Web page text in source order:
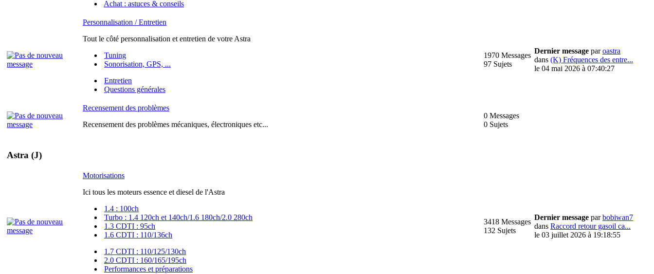
Achat : astuces & conseils
Personnalisation / Entretien
Tout le côté personnalisation et entretien de votre Astra
Tuning
Sonorisation, GPS, ...
Entretien
Questions générales
1970 Messages
97 Sujets
Dernier message paroastra
dans (K) Fréquences des entre...
le 04 mai 2026 à 07:40:27
Recensement des problèmes
Recensement des problèmes mécaniques, électroniques etc...
0 Messages
0 Sujets
Astra (J)
Motorisations
Ici tous les moteurs essence et diesel de l'Astra
1.4 : 100ch
Turbo : 1.4 120ch et 140ch/1.6 180ch/2.0 280ch
1.3 CDTI : 95ch
1.6 CDTI : 110/136ch
1.7 CDTI : 110/125/130ch
2.0 CDTI : 160/165/195ch
Performances et préparations
3418 Messages
132 Sujets
Dernier message parbobiwan7
dans Raccord retour gasoil ca...
le 03 juillet 2026 à 19:18:55